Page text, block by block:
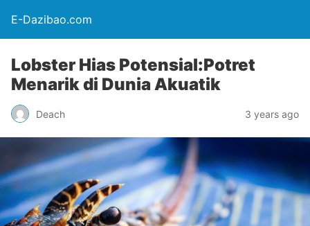
E-Dazibao.com
Lobster Hias Potensial:Potret
Menarik di Dunia Akuatik
Deach 3 years ago